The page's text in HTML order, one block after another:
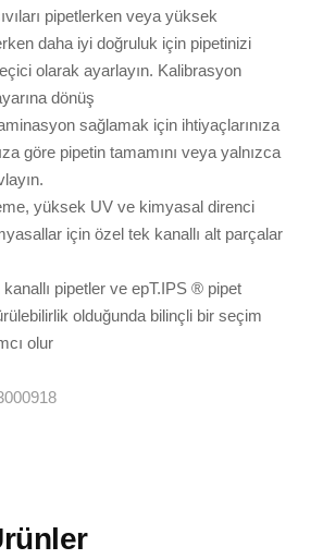
pipetlerken veya yüksek
daha iyi doğruluk için pipetinizi
olarak ayarlayın. Kalibrasyon
dönüş
sağlamak için ihtiyaçlarınıza
göre pipetin tamamını veya yalnızca
yüksek UV ve kimyasal direnci
için özel tek kanallı alt parçalar
pipetler ve epT.IPS ® pipet
olduğunda bilinçli bir seçim
olur